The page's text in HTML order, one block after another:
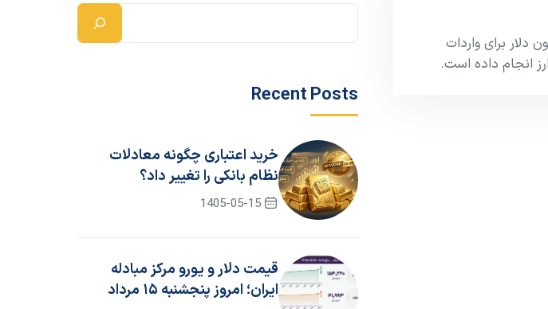
سال ۱۴۰۴ تا ۲۷ تیرماه، به میزان ۱۵میلیارد و ۳۲۸ میلیون دلار برای واردات
انجام داده است.
Recent Posts
خرید اعتباری چگونه معادلات
نظام بانکی را تغییر داد؟
1405-05-15
قیمت دلار و یورو مرکز مبادله
ایران؛ امروز پنجشنبه ۱۵ مرداد